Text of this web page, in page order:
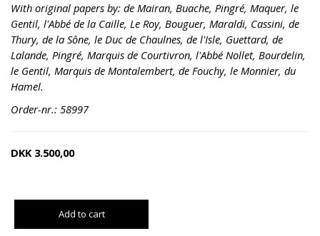
With original papers by: de Mairan, Buache, Pingré, Maquer, le
Gentil, l'Abbé de la Caille, Le Roy, Bouguer, Maraldi, Cassini, de
Thury, de la Sône, le Duc de Chaulnes, de l'Isle, Guettard, de
Lalande, Pingré, Marquis de Courtivron, l'Abbé Nollet, Bourdelin,
le Gentil, Marquis de Montalembert, de Fouchy, le Monnier, du
Hamel.
Order-nr.: 58997
DKK 3.500,00
Add to cart